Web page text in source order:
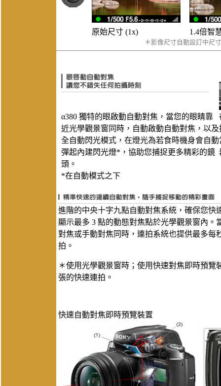
原始尺寸 (1x) 1.4倍智
＊影像尺寸自動設訂中尺
α380 獨特的眼啟動自動對焦，當您的眼睛靠
近光學觀景窗同時，自動啟動自動對焦，以及
全自動閃光模式，在燈光為若食時機身會自動
彈起內建閃光燈*，協助您捕捉更多精彩的鏡
頭。
*在自動模式之下
進階的中央十字九點自動對焦系統，確保您快
顯示最多 3 點的動態對焦點於光學觀景窗內。
對焦或手動對焦同時，連拍系統也提供最多每
拍。
＊使用光學觀景窗時；使用快速對焦即時預覽
張的快速連拍。
快速自動對焦即時預覽裝置